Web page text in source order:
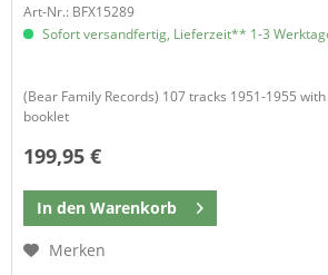
Art-Nr.: BFX15289
Sofort versandfertig, Lieferzeit** 1-3
(Bear Family Records) 107 tracks 1951-1955
booklet
199,95 €
In den Warenkorb
Merken